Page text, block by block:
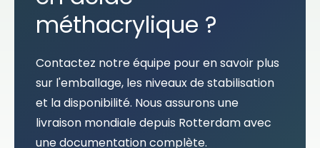
méthacrylique ?
Contactez notre équipe pour en savoir plus
sur l'emballage, les niveaux de stabilisation
et la disponibilité. Nous assurons une
livraison mondiale depuis Rotterdam avec
une documentation complète.